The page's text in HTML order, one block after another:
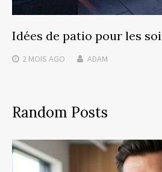
Idées de patio pour les
2 MOIS AGO ADAM
Random Posts